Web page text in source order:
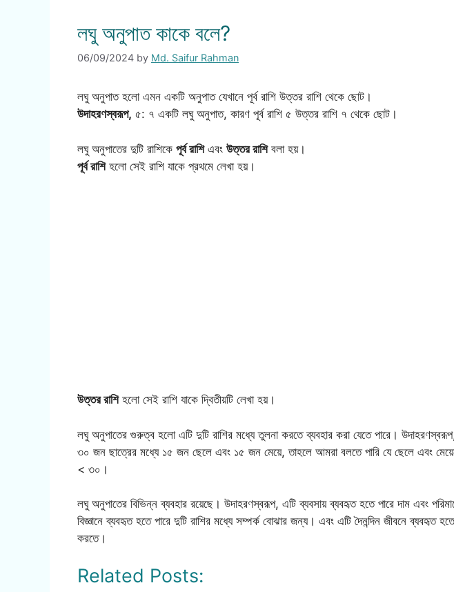
লঘু অনুপাত কাকে বলে?
06/09/2024 by Md. Saifur Rahman
লঘু অনুপাত হলো এমন একটি অনুপাত যেখানে পূর্ব রাশি উত্তর রাশি থেকে ছোট।
উদাহরণস্বরূপ, ৫: ৭ একটি লঘু অনুপাত, কারণ পূর্ব রাশি ৫ উত্তর রাশি ৭ থেকে ছোট।
লঘু অনুপাতের দুটি রাশিকে পূর্ব রাশিএবং উত্তর রাশিবলা হয়।
পূর্ব রাশিহলো সেই রাশি যাকে প্রথমে লেখা হয়।
উত্তর রাশিহলো সেই রাশি যাকে দ্বিতীয়টি লেখা হয়।
লঘু অনুপাতের গুরুত্ব হলো এটি দুটি রাশির মধ্যে তুলনা করতে ব্যবহার করা যেতে পারে।
৩০ জন ছাত্রের মধ্যে ১৫ জন ছেলে এবং ১৫ জন মেয়ে, তাহলে আমরা বলতে পারি যে ছেলে এবং
< ৩০।
লঘু অনুপাতের বিভিন্ন ব্যবহার রয়েছে। উদাহরণস্বরূপ, এটি ব্যবসায় ব্যবহৃত হতে পারে দাম এবং
বিজ্ঞানে ব্যবহৃত হতে পারে দুটি রাশির মধ্যে সম্পর্ক বোঝার জন্য। এবং এটি দৈনন্দিন জীবনে ব্যবহৃত
করতে।
Related Posts: